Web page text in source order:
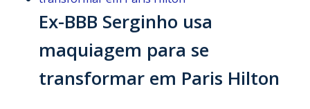
Ex-BBB Serginho usa
maquiagem para se
transformar em Paris Hilton